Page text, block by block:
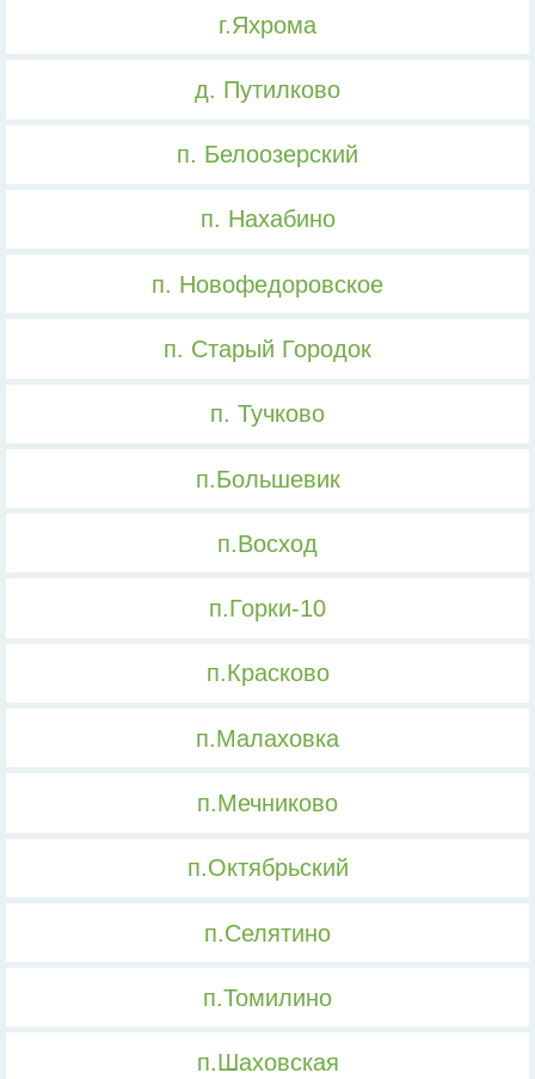
г.Яхрома
д. Путилково
п. Белоозерский
п. Нахабино
п. Новофедоровское
п. Старый Городок
п. Тучково
п.Большевик
п.Восход
п.Горки-10
п.Красково
п.Малаховка
п.Мечниково
п.Октябрьский
п.Селятино
п.Томилино
п.Шаховская